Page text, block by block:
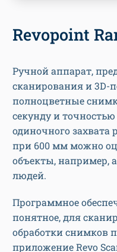
Revopoint
Ручной аппарат,
сканирования и 3D-
полноцветные
секунду и
одиночного захвата
при 600 мм можно
объекты, например,
людей.
Программное
понятное, для
обработки снимков
приложение Revo